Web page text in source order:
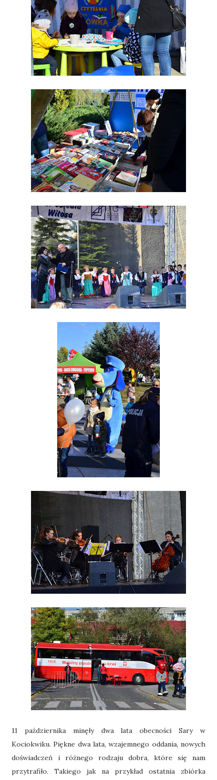
11 października minęły dwa lata obecności Sary w
Kociokwiku. Piękne dwa lata, wzajemnego oddania, nowych
doświadczeń i różnego rodzaju dobra, które się nam
przytrafiło. Takiego jak na przykład ostatnia zbiórka